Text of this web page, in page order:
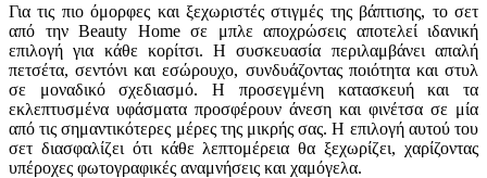
Για τις πιο όμορφες και ξεχωριστές στιγμές της βάπτισης, το σετ
από την Beauty Home σε μπλε αποχρώσεις αποτελεί ιδανική
επιλογή για κάθε κορίτσι. Η συσκευασία περιλαμβάνει απαλή
πετσέτα, σεντόνι και εσώρουχο, συνδυάζοντας ποιότητα και στυλ
σε μοναδικό σχεδιασμό. Η προσεγμένη κατασκευή και τα
εκλεπτυσμένα υφάσματα προσφέρουν άνεση και φινέτσα σε μία
από τις σημαντικότερες μέρες της μικρής σας. Η επιλογή αυτού του
σετ διασφαλίζει ότι κάθε λεπτομέρεια θα ξεχωρίζει, χαρίζοντας
υπέροχες φωτογραφικές αναμνήσεις και χαμόγελα.